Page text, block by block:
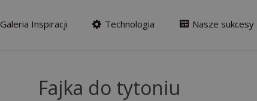
Galeria Inspiracji Technologia Nasze sukcesy
Fajka do tytoniu